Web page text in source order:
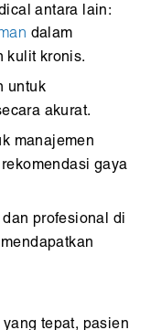
antara lain:
dalam
kulit kronis.
untuk
akurat.
manajemen
gaya
profesional di
tepat, pasien